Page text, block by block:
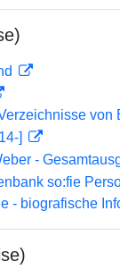
von
]
-
so:fie
- biografische